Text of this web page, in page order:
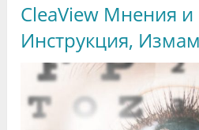
CleaView Мнения
Инструкция,